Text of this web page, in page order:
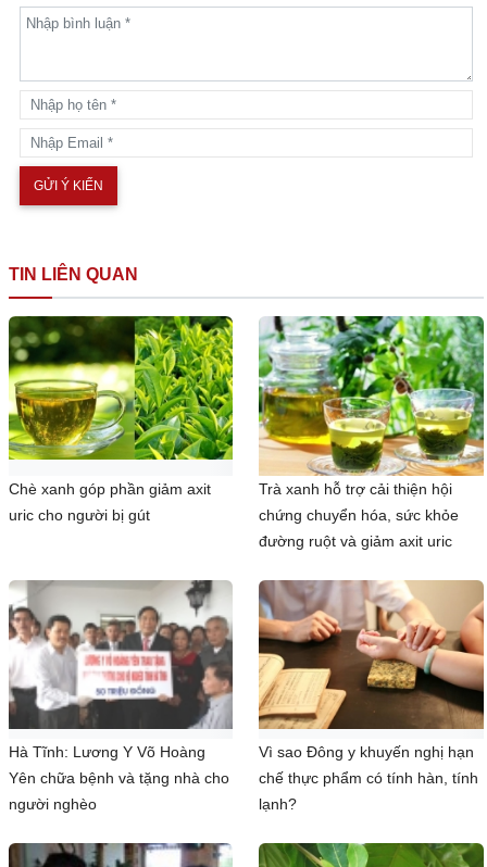
TIN LIÊN QUAN
Chè xanh góp phần giảm axit
uric cho người bị gút
Trà xanh hỗ trợ cải thiện hội
chứng chuyển hóa, sức khỏe
đường ruột và giảm axit uric
Hà Tĩnh: Lương Y Võ Hoàng
Yên chữa bệnh và tặng nhà cho
người nghèo
Vì sao Đông y khuyến nghị hạn
chế thực phẩm có tính hàn, tính
lạnh?